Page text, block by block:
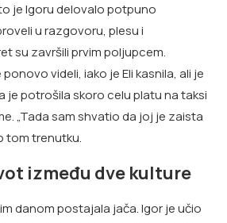
je Igoru delovalo potpuno
u razgovoru, plesu i
su završili prvim poljupcem.
videli, iako je Eli kasnila, ali je
je potrošila skoro celu platu na taksi
„Tada sam shvatio da joj je zaista
tom trenutku.
između dve kulture
danom postajala jača. Igor je učio